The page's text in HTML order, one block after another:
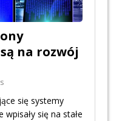
na rozwój
się systemy
się na stałe